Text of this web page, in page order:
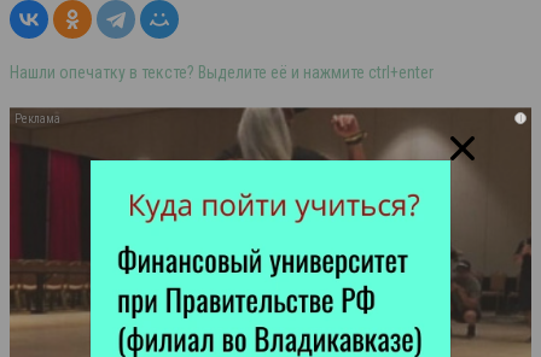
Нашли опечатку в тексте? Выделите её и нажмите ctrl+enter
i